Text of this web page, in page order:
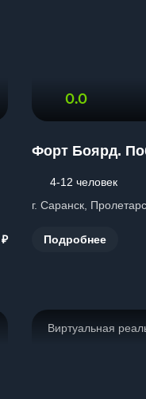
₽
0.0
Форт Боярд.
4-12 человек
г. Саранск,
Подробнее
Виртуальная